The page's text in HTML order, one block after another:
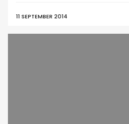
11 SEPTEMBER 2014